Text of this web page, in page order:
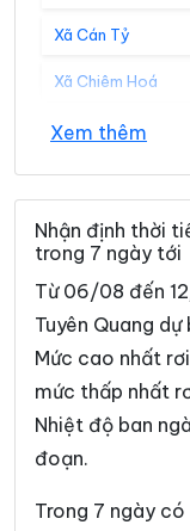
Xã Cán Tỷ
Xã Chiêm Hoá
Xã Đồng Tâm
Xã Đồng Văn
Xã Du Già
Xã Đường Thượng
Xã Hàm Yên
Xã Hòa An
Xã Hồng Sơn
Xã Hùng An
Xã Hùng Lợi
Xem thêm
Nhận định thời
trong 7 ngày tới
Từ 06/08 đến
Tuyên Quang
Mức cao nhất
mức thấp nhất
Nhiệt độ ban
đoạn.
Trong 7 ngày